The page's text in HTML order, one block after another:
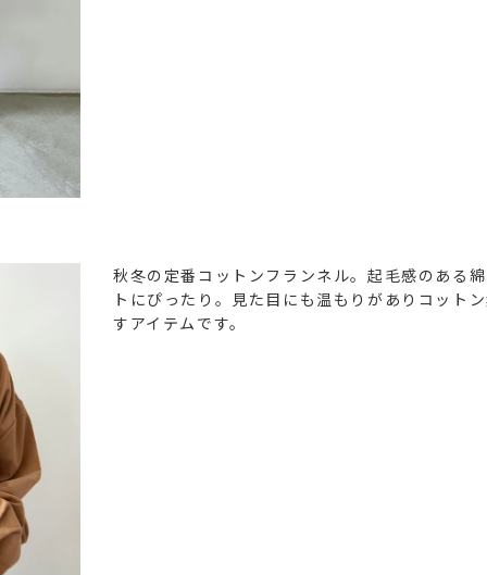
秋冬の定番コットンフランネル。起毛感のある
トにぴったり。見た目にも温もりがありコット
すアイテムです。